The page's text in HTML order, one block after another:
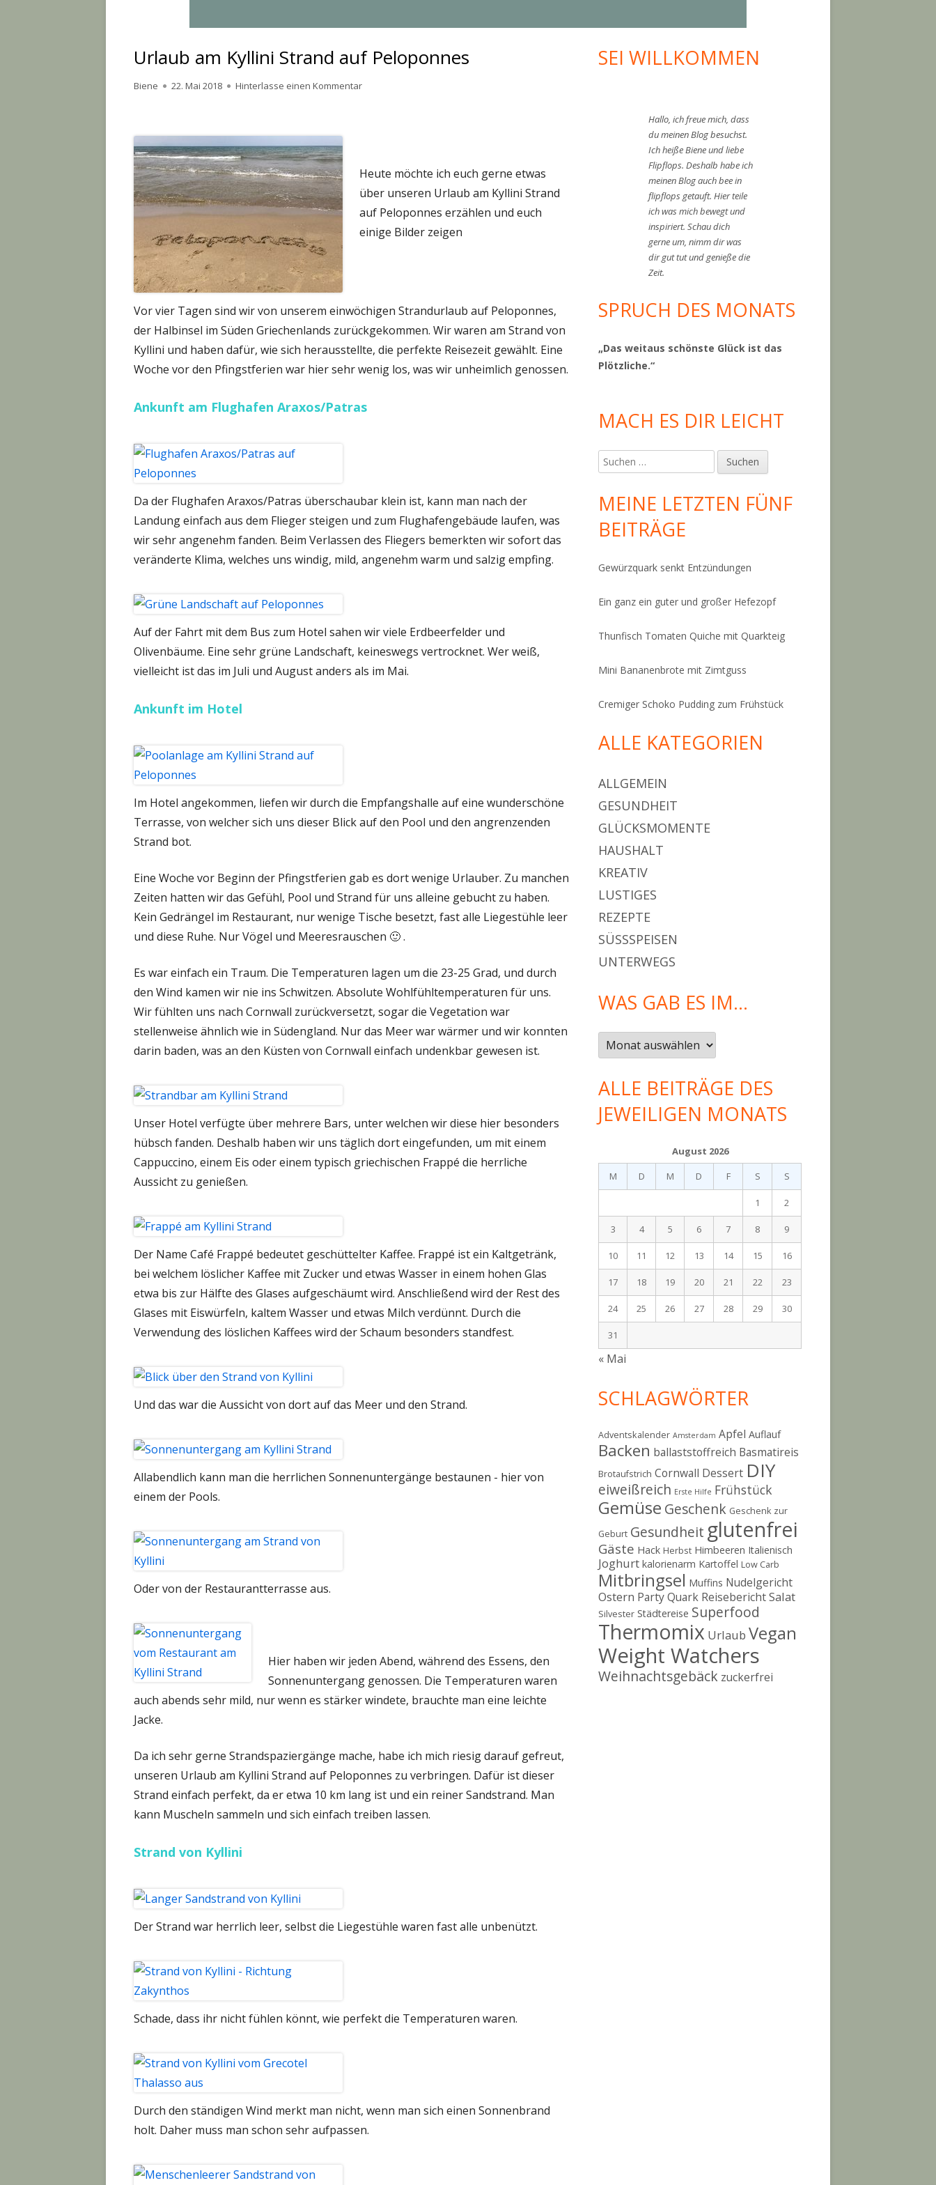
MUFFINS
KLEINGEBÄCK
JUBILÄUM
Urlaub am Kyllini Strand auf Peloponnes
Autor
Biene
Veröffentlicht
22. Mai 2018 Hinterlasse einen Kommentarzu Urlaub am Kyllini Strand auf Peloponnes
Heute möchte ich euch gerne etwas
über unseren Urlaub am Kyllini Strand
auf Peloponnes erzählen und euch
einige Bilder zeigen
Vor vier Tagen sind wir von unserem einwöchigen Strandurlaub auf Peloponnes,
der Halbinsel im Süden Griechenlands zurückgekommen. Wir waren am Strand von
Kyllini und haben dafür, wie sich herausstellte, die perfekte Reisezeit gewählt. Eine
Woche vor den Pfingstferien war hier sehr wenig los, was wir unheimlich genossen.
Ankunft am Flughafen Araxos/Patras
Da der Flughafen Araxos/Patras überschaubar klein ist, kann man nach der
Landung einfach aus dem Flieger steigen und zum Flughafengebäude laufen, was
wir sehr angenehm fanden. Beim Verlassen des Fliegers bemerkten wir sofort das
veränderte Klima, welches uns windig, mild, angenehm warm und salzig empfing.
Auf der Fahrt mit dem Bus zum Hotel sahen wir viele Erdbeerfelder und
Olivenbäume. Eine sehr grüne Landschaft, keineswegs vertrocknet. Wer weiß,
vielleicht ist das im Juli und August anders als im Mai.
Ankunft im Hotel
Im Hotel angekommen, liefen wir durch die Empfangshalle auf eine wunderschöne
Terrasse, von welcher sich uns dieser Blick auf den Pool und den angrenzenden
Strand bot.
Eine Woche vor Beginn der Pfingstferien gab es dort wenige Urlauber. Zu manchen
Zeiten hatten wir das Gefühl, Pool und Strand für uns alleine gebucht zu haben.
Kein Gedrängel im Restaurant, nur wenige Tische besetzt, fast alle Liegestühle leer
und diese Ruhe. Nur Vögel und Meeresrauschen 🙂 .
Es war einfach ein Traum. Die Temperaturen lagen um die 23-25 Grad, und durch
den Wind kamen wir nie ins Schwitzen. Absolute Wohlfühltemperaturen für uns.
Wir fühlten uns nach Cornwall zurückversetzt, sogar die Vegetation war
stellenweise ähnlich wie in Südengland. Nur das Meer war wärmer und wir konnten
darin baden, was an den Küsten von Cornwall einfach undenkbar gewesen ist.
Unser Hotel verfügte über mehrere Bars, unter welchen wir diese hier besonders
hübsch fanden. Deshalb haben wir uns täglich dort eingefunden, um mit einem
Cappuccino, einem Eis oder einem typisch griechischen Frappé die herrliche
Aussicht zu genießen.
Der Name Café Frappé bedeutet geschüttelter Kaffee. Frappé ist ein Kaltgetränk,
bei welchem löslicher Kaffee mit Zucker und etwas Wasser in einem hohen Glas
etwa bis zur Hälfte des Glases aufgeschäumt wird. Anschließend wird der Rest des
Glases mit Eiswürfeln, kaltem Wasser und etwas Milch verdünnt. Durch die
Verwendung des löslichen Kaffees wird der Schaum besonders standfest.
Und das war die Aussicht von dort auf das Meer und den Strand.
Allabendlich kann man die herrlichen Sonnenuntergänge bestaunen - hier von
einem der Pools.
Oder von der Restaurantterrasse aus.
Hier haben wir jeden Abend, während des Essens, den
Sonnenuntergang genossen. Die Temperaturen waren
auch abends sehr mild, nur wenn es stärker windete, brauchte man eine leichte
Jacke.
Da ich sehr gerne Strandspaziergänge mache, habe ich mich riesig darauf gefreut,
unseren Urlaub am Kyllini Strand auf Peloponnes zu verbringen. Dafür ist dieser
Strand einfach perfekt, da er etwa 10 km lang ist und ein reiner Sandstrand. Man
kann Muscheln sammeln und sich einfach treiben lassen.
Strand von Kyllini
Der Strand war herrlich leer, selbst die Liegestühle waren fast alle unbenützt.
Schade, dass ihr nicht fühlen könnt, wie perfekt die Temperaturen waren.
Durch den ständigen Wind merkt man nicht, wenn man sich einen Sonnenbrand
holt. Daher muss man schon sehr aufpassen.
Haupt-
SEI WILLKOMMEN
Hallo, ich freue mich, dass
du meinen Blog besuchst.
Ich heiße Biene und liebe
Flipflops. Deshalb habe ich
meinen Blog auch bee in
flipflops getauft. Hier teile
ich was mich bewegt und
inspiriert. Schau dich
gerne um, nimm dir was
dir gut tut und genieße die
Zeit.
SPRUCH DES MONATS
„Das weitaus schönste Glück ist das
Plötzliche.“
MACH ES DIR LEICHT
Suchen
nach:
MEINE LETZTEN FÜNF
BEITRÄGE
Gewürzquark senkt Entzündungen
Ein ganz ein guter und großer Hefezopf
Thunfisch Tomaten Quiche mit Quarkteig
Mini Bananenbrote mit Zimtguss
Cremiger Schoko Pudding zum Frühstück
ALLE KATEGORIEN
ALLGEMEIN
GESUNDHEIT
GLÜCKSMOMENTE
HAUSHALT
KREATIV
LUSTIGES
REZEPTE
SÜSSSPEISEN
UNTERWEGS
WAS GAB ES IM…
Was
gab
es
im…
ALLE BEITRÄGE DES
JEWEILIGEN MONATS
August 2026
M
D M D F S S
1 2
3 4 5 6 7 8 9
10 11 12 13 14 15 16
17 18 19 20 21 22 23
24 25 26 27 28 29 30
31
« Mai
SCHLAGWÖRTER
Adventskalender Amsterdam Apfel Auflauf
Backen ballaststoffreich Basmatireis
Brotaufstrich Cornwall Dessert DIY
eiweißreich Erste Hilfe Frühstück
Gemüse Geschenk Geschenk zur
Geburt Gesundheit glutenfrei
Gäste Hack Herbst Himbeeren Italienisch
Joghurt kalorienarm Kartoffel Low Carb
Mitbringsel Muffins Nudelgericht
Ostern PartyQuark ReiseberichtSalat
Silvester Städtereise Superfood
Thermomix Urlaub Vegan
Weight Watchers
Weihnachtsgebäck zuckerfrei